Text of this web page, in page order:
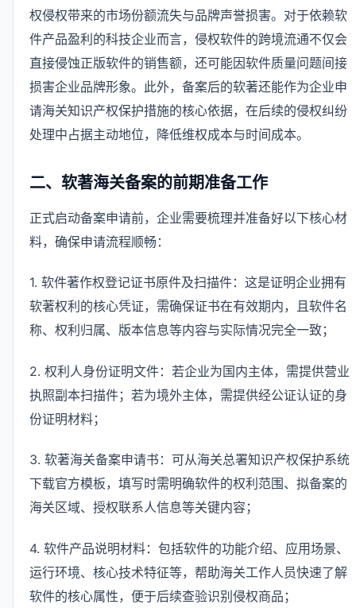
权侵权带来的市场份额流失与品牌声誉损害。对于依赖软
件产品盈利的科技企业而言，侵权软件的跨境流通不仅会
直接侵蚀正版软件的销售额，还可能因软件质量问题间接
损害企业品牌形象。此外，备案后的软著还能作为企业申
请海关知识产权保护措施的核心依据，在后续的侵权纠纷
处理中占据主动地位，降低维权成本与时间成本。
二、软著海关备案的前期准备工作
正式启动备案申请前，企业需要梳理并准备好以下核心材
料，确保申请流程顺畅：
1. 软件著作权登记证书原件及扫描件：这是证明企业拥有
软著权利的核心凭证，需确保证书在有效期内，且软件名
称、权利归属、版本信息等内容与实际情况完全一致；
2. 权利人身份证明文件：若企业为国内主体，需提供营业
执照副本扫描件；若为境外主体，需提供经公证认证的身
份证明材料；
3. 软著海关备案申请书：可从海关总署知识产权保护系统
下载官方模板，填写时需明确软件的权利范围、拟备案的
海关区域、授权联系人信息等关键内容；
4. 软件产品说明材料：包括软件的功能介绍、应用场景、
运行环境、核心技术特征等，帮助海关工作人员快速了解
软件的核心属性，便于后续查验识别侵权商品；